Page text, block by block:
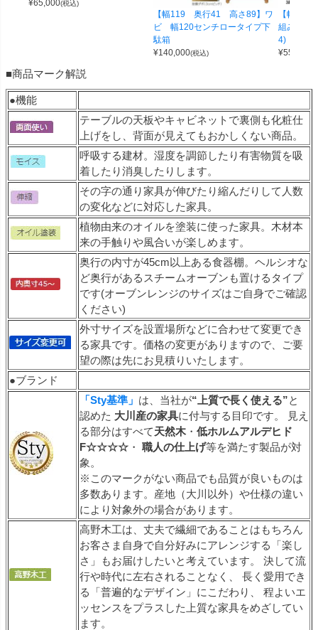
¥65,000(税込)
【幅119 奥行41 高さ89】ワ
ビ 幅120センチロータイプ下
駄箱
¥140,000(税込)
【幅100
組み合わ
4)
¥55,000
■商品マーク解説
●機能
テーブルの天板やキャビネットで裏側も化粧仕
上げをし、背面が見えてもおかしくない商品。
呼吸する建材。湿度を調節したり有害物質を吸
着したり消臭したりします。
その字の通り家具が伸びたり縮んだりして人数
の変化などに対応した家具。
植物由来のオイルを塗装に使った家具。木材本
来の手触りや風合いが楽しめます。
奥行の内寸が45cm以上ある食器棚。ヘルシオな
ど奥行があるスチームオーブンも置けるタイプ
です(オーブンレンジのサイズはご自身でご確認
ください)
外寸サイズを設置場所などに合わせて変更でき
る家具です。価格の変更がありますので、ご要
望の際は先にお見積りいたします。
●ブランド
「Sty基準」 は、当社が“上質で長く使える”と
認めた 大川産の家具に付与する目印です。 見え
る部分はすべて天然木 ・ 低ホルムアルデヒド
F☆☆☆☆ ・ 職人の仕上げ等を満たす製品が対
象。
※このマークがない商品でも品質が良いものは
多数あります。産地（大川以外）や仕様の違い
により対象外の場合があります。
高野木工は、丈夫で繊細であることはもちろん
お客さま自身で自分好みにアレンジする「楽し
さ」もお届けしたいと考えています。 決して流
行や時代に左右されることなく、 長く愛用でき
る「普遍的なデザイン」にこだわり、 程よいエ
ッセンスをプラスした上質な家具をめざしてい
ます。